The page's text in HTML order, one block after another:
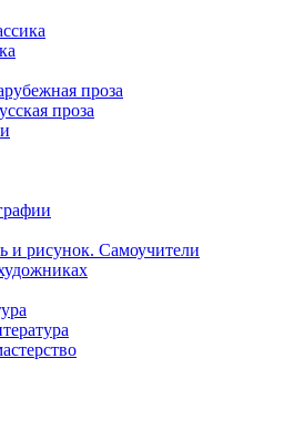
проза
проза
и рисунок. Самоучители